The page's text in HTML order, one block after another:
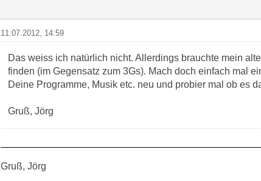
11.07.2012, 14:59
Das weiss ich natürlich nicht. Allerdings brauchte mein
finden (im Gegensatz zum 3Gs). Mach doch einfach mal
Deine Programme, Musik etc. neu und probier mal ob es
Gruß, Jörg
Gruß, Jörg